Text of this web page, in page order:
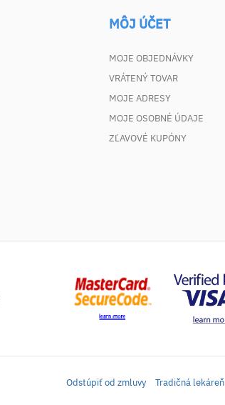
MÔJ ÚČET
MOJE OBJEDNÁVKY
VRÁTENÝ TOVAR
MOJE ADRESY
MOJE OSOBNÉ ÚDAJE
ZĽAVOVÉ KUPÓNY
Odstúpiť od zmluvy Tradičná lekáreň